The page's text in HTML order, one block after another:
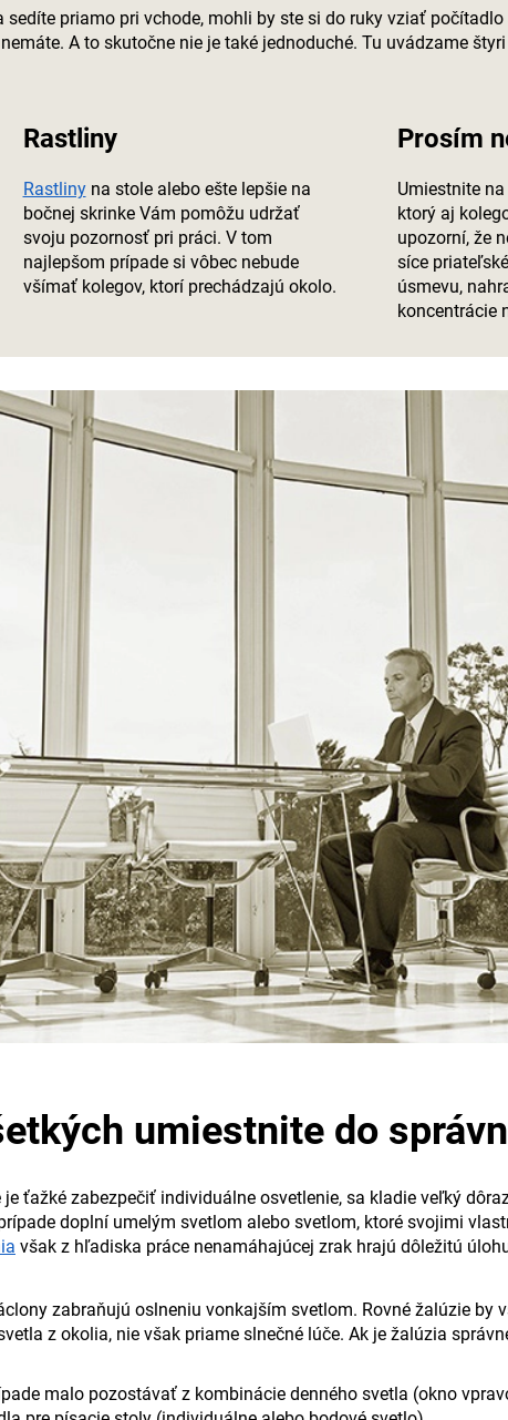
priamo pri vchode, mohli by ste si do ruky vziať
A to skutočne nie je také jednoduché. Tu uvádzame
Rastliny
Rastlinyna stole alebo ešte lepšie na
bočnej skrinke Vám pomôžu udržať
svoju pozornosť pri práci. V tom
najlepšom prípade si vôbec nebude
všímať kolegov, ktorí prechádzajú okolo.
Prosím
Umiestnite
ktorý aj
upozorní, že
síce
úsmevu,
koncentrácie
umiestnite do
ťažké zabezpečiť individuálne osvetlenie, sa kladie veľký
doplní umelým svetlom alebo svetlom, ktoré svojimi
však z hľadiska práce nenamáhajúcej zrak hrajú dôležitú
zabraňujú oslneniu vonkajším svetlom. Rovné žalúzie
z okolia, nie však priame slnečné lúče. Ak je žalúzia
malo pozostávať z kombinácie denného svetla (okno